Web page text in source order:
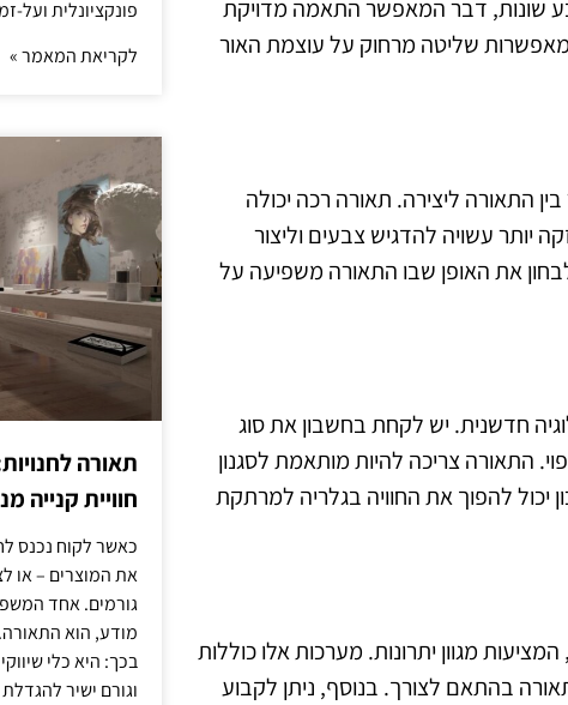
שונות, דבר המאפשר התאמה מדויקת
שליטה מרחוק על עוצמת האור
התאורה ליצירה. תאורה רכה יכולה
יותר עשויה להדגיש צבעים וליצור
את האופן שבו התאורה משפיעה על
חדשנית. יש לקחת בחשבון את סוג
התאורה צריכה להיות מותאמת לסגנון
יכול להפוך את החוויה בגלריה למרתקת
מגוון יתרונות. מערכות אלו כוללות
בהתאם לצורך. בנוסף, ניתן לקבוע
פונקציונלית ועל-
לקריאת המאמר »
תאורה
חוויית קנייה
כאשר לקוח נכנס
את המוצרים – או
גורמים. אחד
מודע, הוא
בכך: היא כלי
וגורם ישיר